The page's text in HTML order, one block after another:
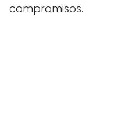
compromisos.